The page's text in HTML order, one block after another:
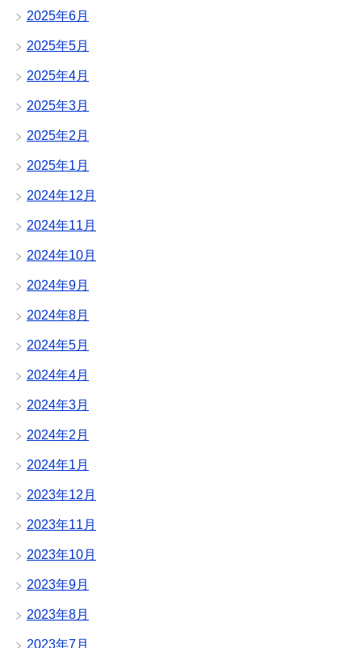
2025年6月
2025年5月
2025年4月
2025年3月
2025年2月
2025年1月
2024年12月
2024年11月
2024年10月
2024年9月
2024年8月
2024年5月
2024年4月
2024年3月
2024年2月
2024年1月
2023年12月
2023年11月
2023年10月
2023年9月
2023年8月
2023年7月